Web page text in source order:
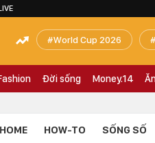
World Cup 2026
Đời sống Money.14
HOW-TO SỐNG SỐ